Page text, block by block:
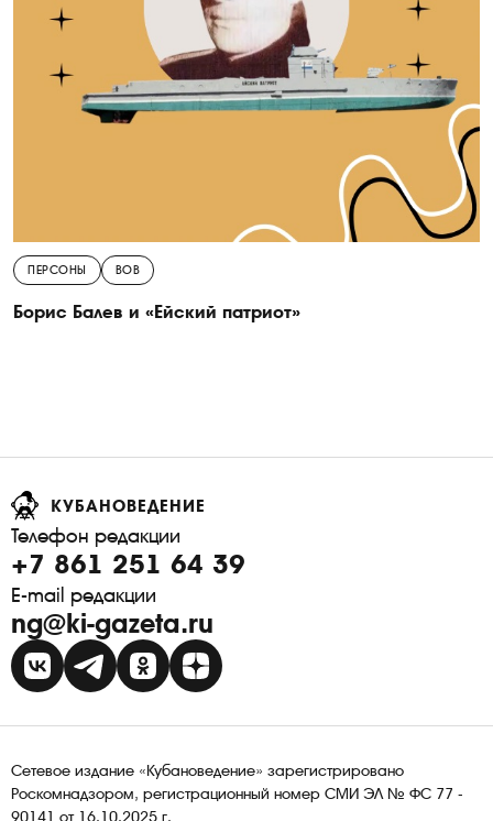
ПЕРСОНЫ ВОВ
Борис Балев и «Ейский патриот»
КУБАНОВЕДЕНИЕ
Телефон редакции
+7 861 251 64 39
E-mail редакции
ng@ki-gazeta.ru
Сетевое издание «Кубановедение» зарегистрировано
Роскомнадзором, регистрационный номер СМИ ЭЛ № ФС 77 -
90141 от 16.10.2025 г.